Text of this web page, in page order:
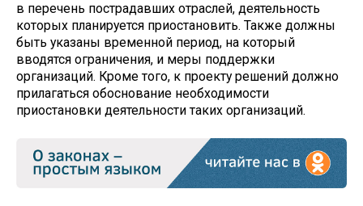
в перечень пострадавших отраслей, деятельность
которых планируется приостановить. Также должны
быть указаны временной период, на который
вводятся ограничения, и меры поддержки
организаций. Кроме того, к проекту решений должно
прилагаться обоснование необходимости
приостановки деятельности таких организаций.